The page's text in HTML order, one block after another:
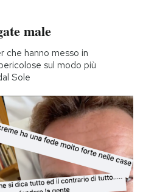
male
che hanno messo in
sul modo più
Sole